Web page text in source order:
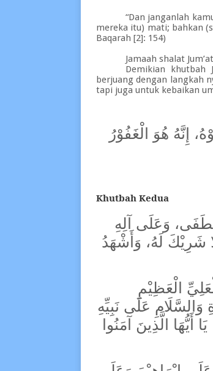
“Dan janganlah
mereka itu) mati; bahkan
Baqarah [2]: 154)
Jamaah shalat
Demikian khutbah
berjuang dengan langkah
tapi juga untuk kebaikan
إِنَّهُ هُوَ الْغَفُوْرُ
Khutbah Kedua
وَعَلَى آلِهِ
شَرِيْكَ لَهُ، وَأَشْهَدُ
الْعَظِيْمِ
وَالسَّلَامِ عَلَى نَبِيِّهِ
أَيُّهَا الَّذِينَ آمَنُوا